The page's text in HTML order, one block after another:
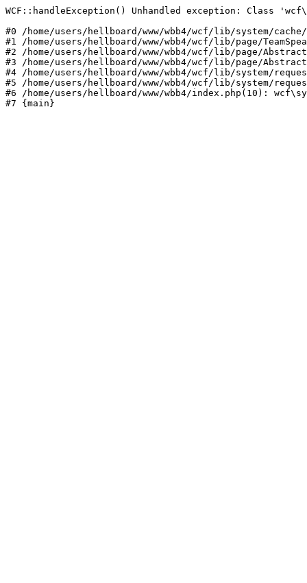
WCF::handleException() Unhandled exception: Class
#0 /home/users/hellboard/www/wbb4/wcf/lib/system/
#1 /home/users/hellboard/www/wbb4/wcf/lib/page/
#2 /home/users/hellboard/www/wbb4/wcf/lib/page/
#3 /home/users/hellboard/www/wbb4/wcf/lib/page/
#4 /home/users/hellboard/www/wbb4/wcf/lib/system/
#5 /home/users/hellboard/www/wbb4/wcf/lib/system/
#6 /home/users/hellboard/www/wbb4/index.php(10):
#7 {main}